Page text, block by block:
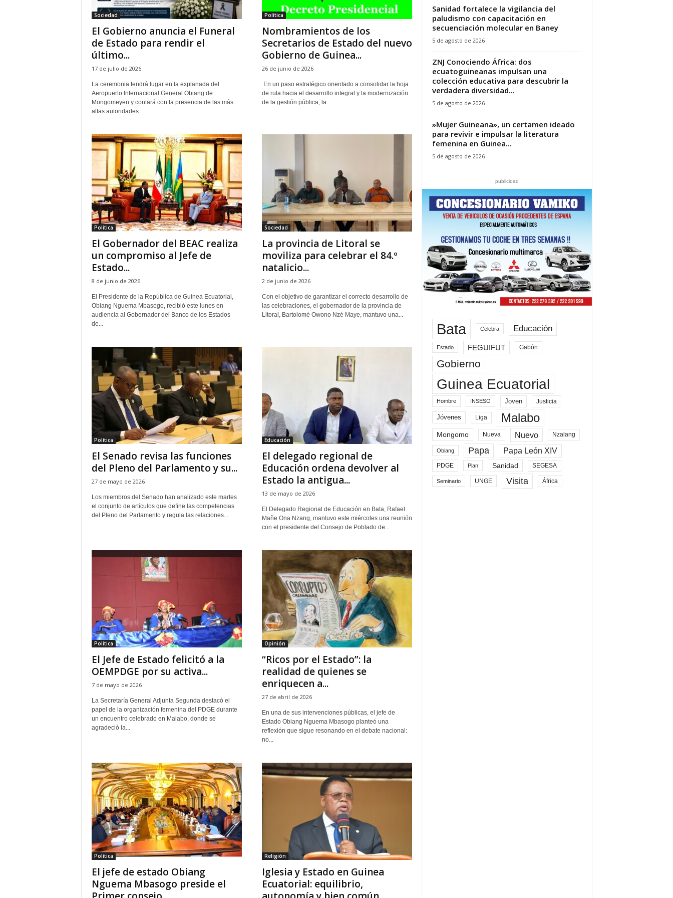
Sociedad
El Gobierno anuncia el Funeral
de Estado para rendir el
último...
17 de julio de 2026
La ceremonia tendrá lugar en la explanada del
Aeropuerto Internacional General Obiang de
Mongomeyen y contará con la presencia de las más
altas autoridades...
Política
‎Nombramientos de los
Secretarios de Estado del nuevo
Gobierno de Guinea...
26 de junio de 2026
‎ En un paso estratégico orientado a consolidar la hoja
de ruta hacia el desarrollo integral y la modernización
de la gestión pública, la...
Política
‎El Gobernador del BEAC realiza
un compromiso al Jefe de
Estado...
8 de junio de 2026
‎El Presidente de la República de Guinea Ecuatorial,
Obiang Nguema Mbasogo, recibió este lunes en
audiencia al Gobernador del Banco de los Estados
de...
Sociedad
La provincia de Litoral se
moviliza para celebrar el 84.º
natalicio...
2 de junio de 2026
Con el objetivo de garantizar el correcto desarrollo de
las celebraciones, el gobernador de la provincia de
Litoral, Bartolomé Owono Nzé Maye, mantuvo una...
Política
El Senado revisa las funciones
del Pleno del Parlamento y su...
27 de mayo de 2026
Los miembros del Senado han analizado este martes
el conjunto de artículos que define las competencias
del Pleno del Parlamento y regula las relaciones...
Educación
El delegado regional de
Educación ordena devolver al
Estado la antigua...
13 de mayo de 2026
El Delegado Regional de Educación en Bata, Rafael
Mañe Ona Nzang, mantuvo este miércoles una reunión
con el presidente del Consejo de Poblado de...
Política
‎El Jefe de Estado felicitó a la
OEMPDGE por su activa...
7 de mayo de 2026
La Secretaría General Adjunta Segunda destacó el
papel de la organización femenina del PDGE durante
un encuentro celebrado en Malabo, donde se
agradeció la...
Opinión
“Ricos por el Estado”: la
realidad de quienes se
enriquecen a...
27 de abril de 2026
En una de sus intervenciones públicas, el jefe de
Estado Obiang Nguema Mbasogo planteó una
reflexión que sigue resonando en el debate nacional:
no...
Política
El jefe de estado Obiang
Nguema Mbasogo preside el
Religión
Iglesia y Estado en Guinea
Ecuatorial: equilibrio,
Sanidad fortalece la vigilancia del
paludismo con capacitación en
secuenciación molecular en Baney
5 de agosto de 2026
ZNJ Conociendo África: dos
ecuatoguineanas impulsan una
colección educativa para descubrir la
verdadera diversidad...
5 de agosto de 2026
‎»Mujer Guineana», un certamen ideado
para revivir e impulsar la literatura
femenina en Guinea...
5 de agosto de 2026
publicidad
Bata Celebra Educación
Estado FEGUIFUT Gabón
Gobierno
Guinea Ecuatorial
Hombre INSESO Joven Justicia
Jóvenes Liga Malabo
Mongomo Nueva Nuevo Nzalang
Obiang Papa Papa León XIV
PDGE Plan Sanidad SEGESA
Seminario UNGE Visita África